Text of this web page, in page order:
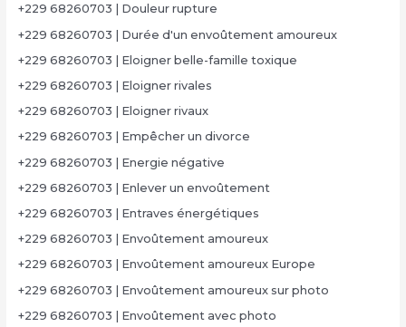
+229 68260703 | Douleur rupture
+229 68260703 | Durée d'un envoûtement amoureux
+229 68260703 | Eloigner belle-famille toxique
+229 68260703 | Eloigner rivales
+229 68260703 | Eloigner rivaux
+229 68260703 | Empêcher un divorce
+229 68260703 | Energie négative
+229 68260703 | Enlever un envoûtement
+229 68260703 | Entraves énergétiques
+229 68260703 | Envoûtement amoureux
+229 68260703 | Envoûtement amoureux Europe
+229 68260703 | Envoûtement amoureux sur photo
+229 68260703 | Envoûtement avec photo